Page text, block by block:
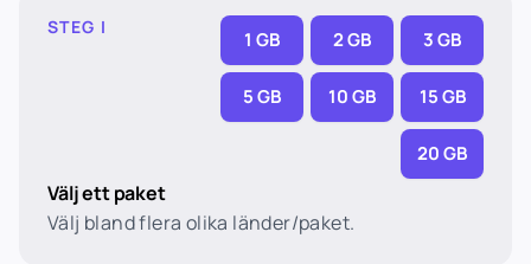
STEG I
1 GB 2 GB 3 GB
5 GB 10 GB 15 GB
20 GB
Välj ett paket
Välj bland flera olika länder/paket.